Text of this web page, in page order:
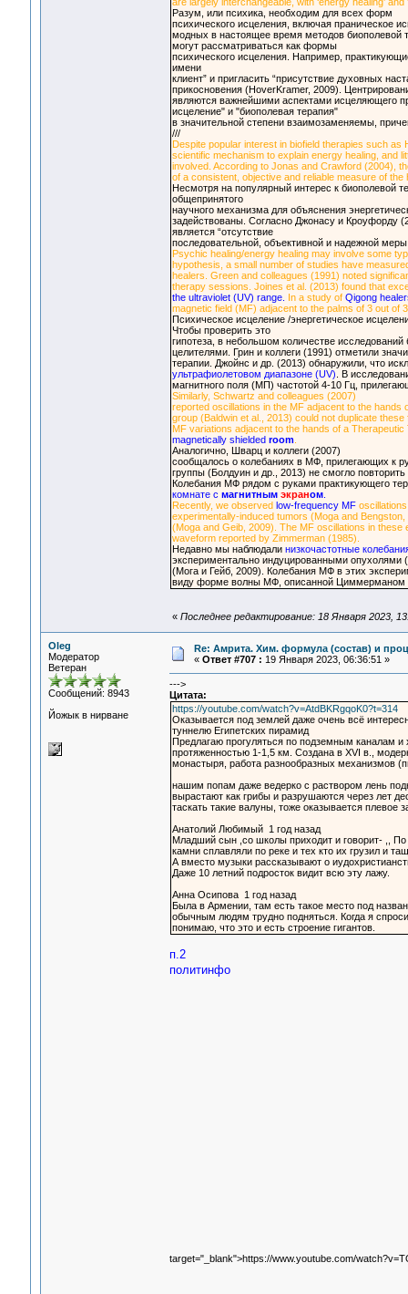
Разум, или психика, необходим для всех форм
психического исцеления, включая праническое
модных в настоящее время методов биополевой
могут рассматриваться как формы
психического исцеления. Например,
имени
клиент” и пригласить “присутствие духовных
прикосновения (HoverKramer, 2009).
являются важнейшими аспектами исцеляющего
исцеление" и "биополевая терапия"
в значительной степени взаимозаменяемы,
///
Despite popular interest in biofield therapies such
scientific mechanism to explain energy healing, and
involved. According to Jonas and Crawford (2004),
of a consistent, objective and reliable measure of
Несмотря на популярный интерес к биополевой
общепринятого
научного механизма для объяснения
задействованы. Согласно Джонасу и Кроуфорду
является “отсутствие
последовательной, объективной и надежной
Psychic healing/energy healing may involve some
hypothesis, a small number of studies have
healers. Green and colleagues (1991) noted
therapy sessions. Joines et al. (2013) found that
the ultraviolet (UV) range.
In a study of Qigong
magnetic field (MF) adjacent to the palms of 3 out of
Психическое исцеление /энергетическое
Чтобы проверить это
гипотеза, в небольшом количестве
целителями. Грин и коллеги (1991) отметили
терапии. Джойнс и др. (2013) обнаружили, что
ультрафиолетовом диапазоне (UV) . В
магнитного поля (МП) частотой 4-10 Гц,
Similarly, Schwartz and colleagues (2007)
reported oscillations in the MF adjacent to the
group (Baldwin et al., 2013) could not duplicate
MF variations adjacent to the hands of a
magnetically shielded room.
Аналогично, Шварц и коллеги (2007)
сообщалось о колебаниях в МФ, прилегающих к
группы (Болдуин и др., 2013) не смогло
Колебания МФ рядом с руками практикующего
комнате с магнитным экраном.
Recently, we observed low-frequency MFoscillations
experimentally-induced tumors (Moga and
(Moga and Geib, 2009). The MF oscillations in
waveform reported by Zimmerman (1985).
Недавно мы наблюдали низкочастотные
экспериментально индуцированными опухолями
(Мога и Гейб, 2009). Колебания МФ в этих
виду форме волны МФ, описанной Циммерманом
« Последнее редактирование: 18 Января 2023,
Oleg
Модератор
Ветеран
Сообщений: 8943
Йожык в нирване
Re: Амрита. Хим. формула (состав) и
« Ответ #707 : 19 Января 2023, 06:36:51 »
--->
Цитата:
https://youtube.com/watch?v=AtdBKRgqoK0?t=314
Оказывается под землей даже очень всё
туннелю Египетских пирамид
Предлагаю прогуляться по подземным каналам
протяженностью 1-1,5 км. Создана в XVI в.,
монастыря, работа разнообразных механизмов
нашим попам даже ведерко с раствором лень
вырастают как грибы и разрушаются через лет
таскать такие валуны, тоже оказывается плевое
Анатолий Любимый 1 год назад
Младший сын ,со школы приходит и говорит- ,, По
камни сплавляли по реке и тех кто их грузил и
А вместо музыки рассказывают о
Даже 10 летний подросток видит всю эту лажу.
Анна Осипова 1 год назад
Была в Армении, там есть такое место под
обычным людям трудно подняться. Когда я
понимаю, что это и есть строение гигантов.
п.2
политинфо
target="_blank">https://www.youtube.com/